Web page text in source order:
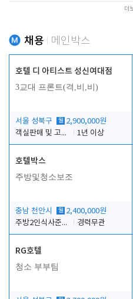
더
채용 메인박스
호텔 디 아티스트 성신여대점
3교대 프론트(격,비,비)
서울 성북구 월 2,900,000원
객실판매 및 고객응대
1년 이상
호텔박스
주방및청소보조
충남 천안시 월 2,400,000원
주방2인식사준비및청소린렌보조
경력무관
RG호텔
청소 부부팀